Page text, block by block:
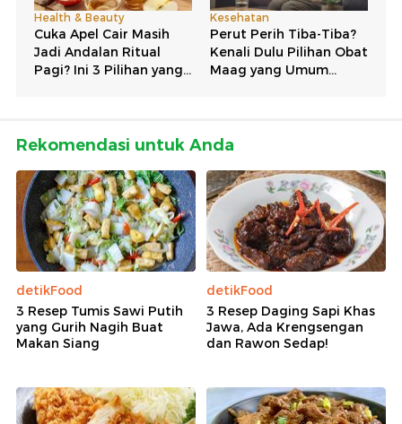
Rekomendasi untuk Anda
detikFood
3 Resep Tumis Sawi Putih
yang Gurih Nagih Buat
Makan Siang
detikFood
3 Resep Daging Sapi Khas
Jawa, Ada Krengsengan
dan Rawon Sedap!